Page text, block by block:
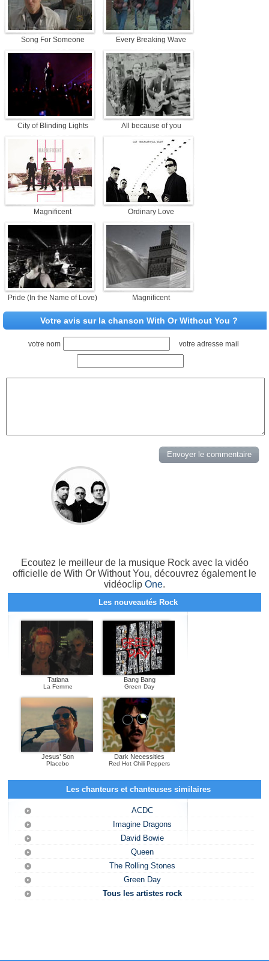
Song For Someone Every Breaking Wave
City of Blinding Lights All because of you
Magnificent Ordinary Love
Pride (In the Name of Love) Magnificent
Votre avis sur la chanson With Or Without You ?
votre nom votre adresse mail
Ecoutez le meilleur de la musique Rock avec la vidéo
officielle de With Or Without You, découvrez également le
vidéoclip One.
Les nouveautés Rock
Tatiana
La Femme
Bang Bang
Green Day
Jesus’ Son
Placebo
Dark Necessities
Red Hot Chili Peppers
Les chanteurs et chanteuses similaires
ACDC
Imagine Dragons
David Bowie
Queen
The Rolling Stones
Green Day
Tous les artistes rock